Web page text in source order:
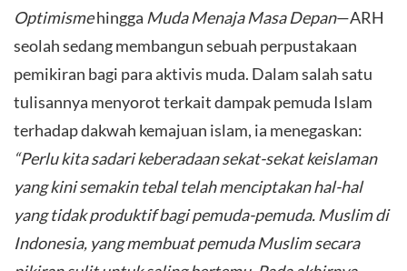
Optimismehingga Muda Menaja Masa Depan—ARH
seolah sedang membangun sebuah perpustakaan
pemikiran bagi para aktivis muda. Dalam salah satu
tulisannya menyorot terkait dampak pemuda Islam
terhadap dakwah kemajuan islam, ia menegaskan:
“Perlu kita sadari keberadaan sekat-sekat keislaman
yang kini semakin tebal telah menciptakan hal-hal
yang tidak produktif bagi pemuda-pemuda. Muslim di
Indonesia, yang membuat pemuda Muslim secara